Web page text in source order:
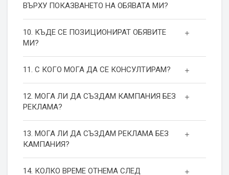
ВЪРХУ ПОКАЗВАНЕТО НА ОБЯВАТА МИ?
10. КЪДЕ СЕ ПОЗИЦИОНИРАТ ОБЯВИТЕ
МИ?
11. С КОГО МОГА ДА СЕ КОНСУЛТИРАМ?
12. МОГА ЛИ ДА СЪЗДАМ КАМПАНИЯ БЕЗ
РЕКЛАМА?
13. МОГА ЛИ ДА СЪЗДАМ РЕКЛАМА БЕЗ
КАМПАНИЯ?
14. КОЛКО ВРЕМЕ ОТНЕМА СЛЕД